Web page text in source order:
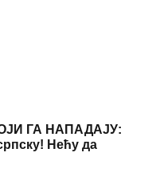
ГА НАПАДАЈУ:
Нећу да